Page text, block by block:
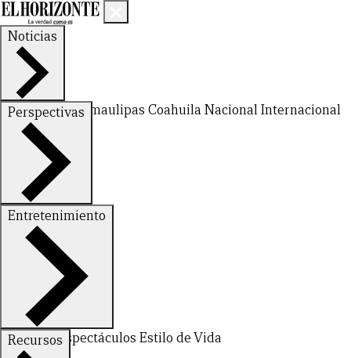
Noticias
Nuevo LeónTamaulipas Coahuila NacionalInternacional
Perspectivas
FinanzasOpinión
Entretenimiento
DeportesEspectáculos Estilo de Vida
Recursos